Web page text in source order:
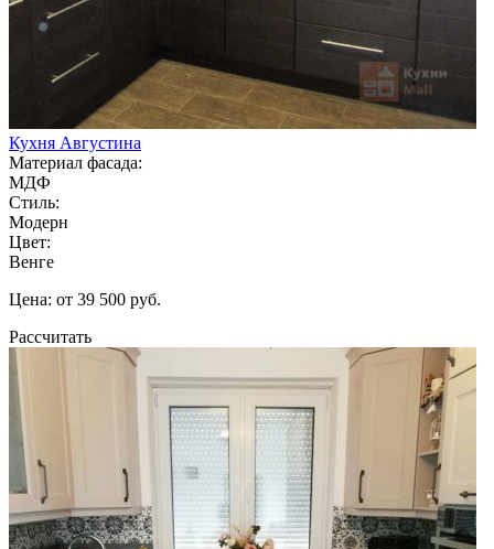
Кухня Августина
Материал фасада:
МДФ
Стиль:
Модерн
Цвет:
Венге
Цена: от 39 500 руб.
Рассчитать